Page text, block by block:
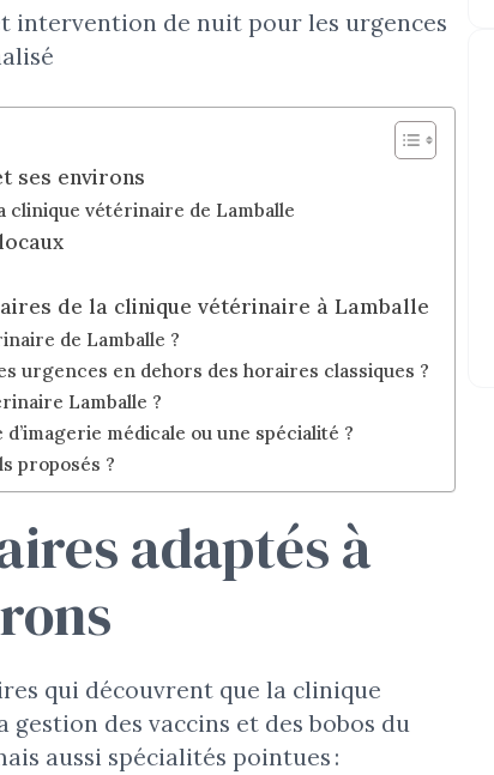
intervention de nuit pour les urgences
ses environs
clinique vétérinaire de Lamballe
de la clinique vétérinaire à Lamballe
de Lamballe ?
urgences en dehors des horaires classiques ?
Lamballe ?
médicale ou une spécialité ?
proposés ?
adaptés à
qui découvrent que la clinique
des vaccins et des bobos du
aussi spécialités pointues :